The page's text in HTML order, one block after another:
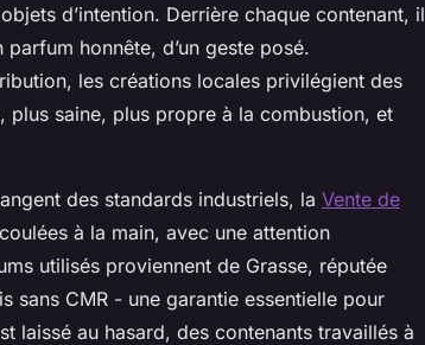
d’intention. Derrière chaque contenant, il
honnête, d’un geste posé.
les créations locales privilégient des
, plus saine, plus propre à la combustion, et
des standards industriels, la Vente de
à la main, avec une attention
utilisés proviennent de Grasse, réputée
sans CMR - une garantie essentielle pour
laissé au hasard, des contenants travaillés à